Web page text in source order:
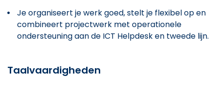
Je organiseert je werk goed, stelt je flexibel op en
combineert projectwerk met operationele
ondersteuning aan de ICT Helpdesk en tweede lijn.
Taalvaardigheden